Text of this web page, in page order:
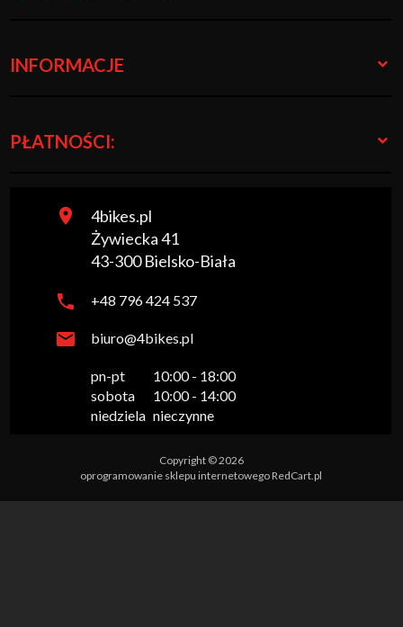
INFORMACJE
PŁATNOŚCI:
4bikes.pl
Żywiecka 41
43-300 Bielsko-Biała
+48 796 424 537
biuro@4bikes.pl
pn-pt
sobota
niedziela
10:00 - 18:00
10:00 - 14:00
nieczynne
Copyright © 2026
oprogramowanie sklepu internetowegoRedCart.pl